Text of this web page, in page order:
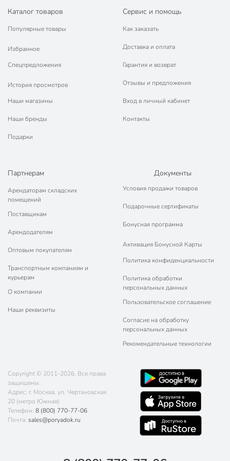
Каталог товаров
Популярные товары
Избранное
Спецпредложения
История просмотров
Наши магазины
Наши бренды
Подарки
Сервис и помощь
Как заказать
Доставка и оплата
Гарантия и возврат
Отзывы и предложения
Вход в личный кабинет
Контакты
Партнерам
Арендаторам складских
помещений
Поставщикам
Арендодателям
Оптовым покупателям
Транспортным компаниям и
курьерам
О компании
Наши реквизиты
Документы
Условия продажи товаров
Подарочные сертификаты
Бонусная программа
Активация Бонусной Карты
Политика конфиденциальности
Политика обработки
персональных данных
Пользовательское соглашение
Согласие на обработку
персональных данных
Рекомендательные технологии
Copyright © 2011-2026. Все права
защищены.
Адрес: г. Москва, ул. Чертановская
20 (метро Южная)
Телефон: 8 (800) 770-77-06
Почта: sales@poryadok.ru